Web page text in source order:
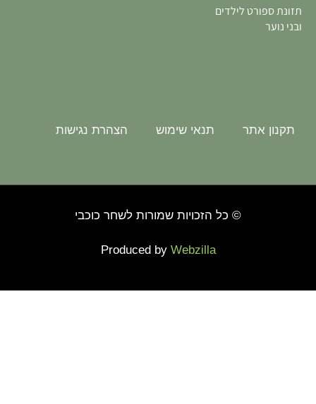
תזונת ספורט לילדים
ובני נוער
תקנון אתר תנאי שימוש הצהרת נגישות
© כל הזכויות שמורות לשחר כוכבי
Produced by Webzilla